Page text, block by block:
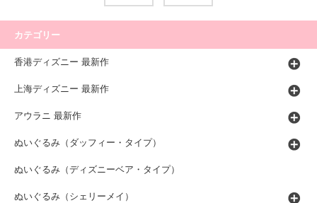
カテゴリー
香港ディズニー 最新作
上海ディズニー 最新作
アウラニ 最新作
ぬいぐるみ（ダッフィー・タイプ）
ぬいぐるみ（ディズニーベア・タイプ）
ぬいぐるみ（シェリーメイ）